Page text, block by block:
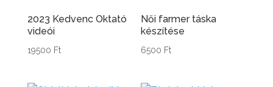
2023 Kedvenc Oktató
videói
19500 Ft
Női farmer táska
készítése
6500 Ft